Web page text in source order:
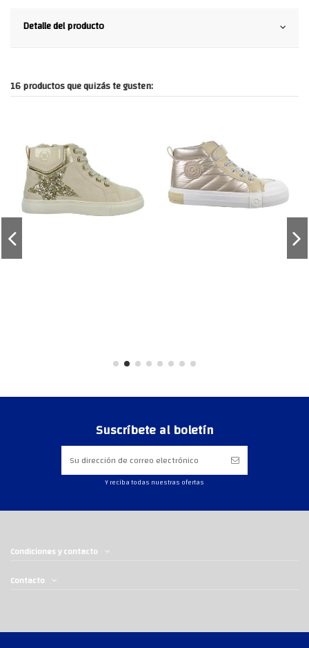
Detalle del producto
16 productos que quizás te gusten:
Suscríbete al boletín
Y reciba todas nuestras ofertas
Condiciones y contacto
Contacto